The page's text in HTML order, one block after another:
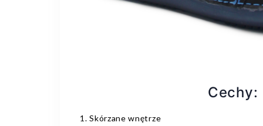
Cechy:
1. Skórzane wnętrze